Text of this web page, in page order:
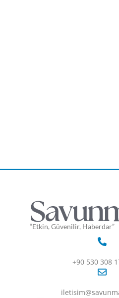
“Etkin, Güvenilir, Haberdar”
+90 530 308